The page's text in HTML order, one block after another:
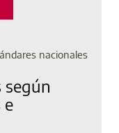
según
e